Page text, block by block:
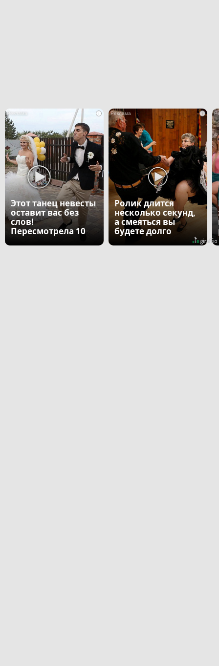
i
Этот танец невесты
оставит вас без
слов!
Пересмотрела 10
i
Ролик длится
несколько секунд,
а смеяться вы
будете долго